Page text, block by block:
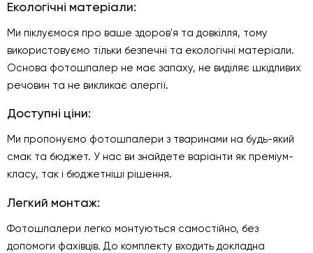
Екологічні матеріали:
Ми піклуємося про ваше здоров'я та довкілля, тому
використовуємо тільки безпечні та екологічні матеріали.
Основа фотошпалер не має запаху, не виділяє шкідливих
речовин та не викликає алергії.
Доступні ціни:
Ми пропонуємо фотошпалери з тваринами на будь-який
смак та бюджет. У нас ви знайдете варіанти як преміум-
класу, так і бюджетніші рішення.
Легкий монтаж:
Фотошпалери легко монтуються самостійно, без
допомоги фахівців. До комплекту входить докладна